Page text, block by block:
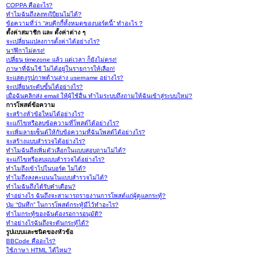
COPPA คืออะไร?
ทำไมฉันถึงลงทะเีบียนไม่ได้?
ข้อความที่ว่า “ลบคุีกกี้ทั้งหมดของบอร์ดนี้” ทำอะไร ?
ตั้งค่าสมาชิก และ ตั้งค่าต่าง ๆ
จะเปลี่ยนแปลงการตั้งค่าได้อย่างไร?
นาฬิกาไม่ตรง!
เปลี่ยน timezone แล้ว แต่เวลา ก็ยังไม่ตรง!
ภาษาที่ฉันใช้ ไม่ได้อยู่ในรายการให้เลือก!
จะแสดงรูปภาพด้านล่าง username อย่างไร?
จะเปลี่ยนระดับขั้นได้อย่างไร?
เมื่อฉันคลิกส่ง email ให้ผู้ใช้อื่น ทำไมระบบถึงถามให้ฉันเข้าสู่ระบบใหม่?
การโพสต์ข้อความ
จะสร้างหัวข้อใหม่ได้อย่างไร?
จะแก้ไขหรือลบข้อความที่โพสต์ได้อย่างไร?
จะเพิ่มลายเซ็นต์ให้กับข้อความที่ฉันโพสต์ได้อย่างไร?
จะสร้างแบบสำรวจได้อย่างไร?
ทำไมฉันถึงเพิ่มตัวเลือกในแบบสอบถามไม่ได้?
จะแก้ไขหรือลบแบบสำรวจได้อย่างไร?
ทำไมถึงเข้าไปในบอร์ด ไม่ได้?
ทำไมถึงลงคะแนนในแบบสำรวจไม่ได้?
ทำไมฉันถึงได้รับคำเตือน?
ทำอย่างไร ฉันถึงจะสามารถรายงานการโพสต์แก่ผู้ดูแลกระทู้?
ปุ่ม “บันทึก” ในการโพสต์กระทู้มีไว้ทำอะไร?
ทำไมกระทู้ของฉันต้องรอการอนุมัติ?
ทำอย่างไรฉันถึงจะดันกระทู้ได้?
รูปแบบและชนิดของหัวข้อ
BBCode คืออะไร?
ใช้ภาษา HTML ได้ไหม?